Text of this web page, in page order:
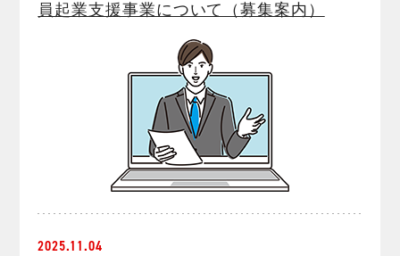
員起業支援事業について（募集案内）
2025.11.04